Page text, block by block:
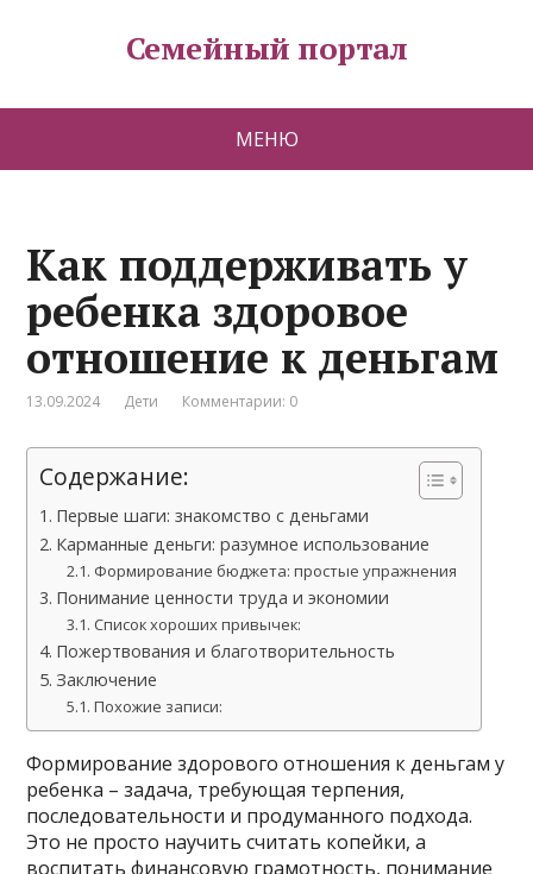
Семейный портал
МЕНЮ
Как поддерживать у
ребенка здоровое
отношение к деньгам
13.09.2024 Дети Комментарии: 0
Содержание:
Первые шаги: знакомство с деньгами
Карманные деньги: разумное использование
Формирование бюджета: простые упражнения
Понимание ценности труда и экономии
Список хороших привычек:
Пожертвования и благотворительность
Заключение
Похожие записи:
Формирование здорового отношения к деньгам у
ребенка – задача, требующая терпения,
последовательности и продуманного подхода.
Это не просто научить считать копейки, а
воспитать финансовую грамотность, понимание